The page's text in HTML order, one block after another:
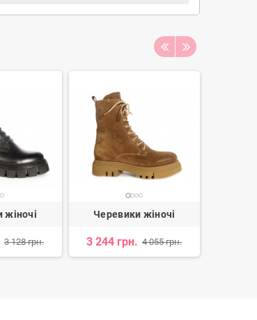
жіночі
3 128 грн.
Черевики жіночі
3 244 грн. 4 055 грн.